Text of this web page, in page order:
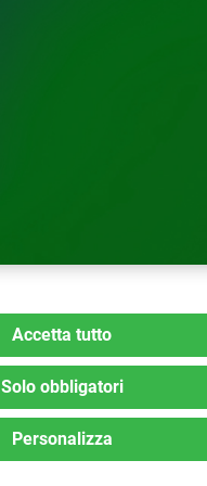
Accetta tutto
Solo obbligatori
Personalizza